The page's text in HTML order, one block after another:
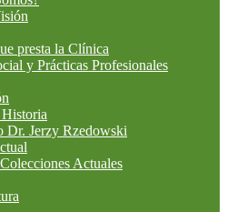
presta la Clínica
y Prácticas Profesionales
Dr. Jerzy Rzedowski
Actuales